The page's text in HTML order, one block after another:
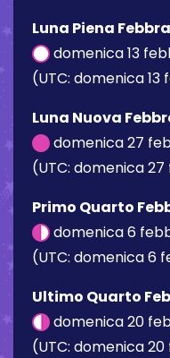
Luna Piena
domenica 13
(UTC: domenica 13
Luna Nuova
domenica 27
(UTC: domenica
Primo Quarto
domenica 6
(UTC: domenica 6
Ultimo Quarto
domenica 20
(UTC: domenica 20